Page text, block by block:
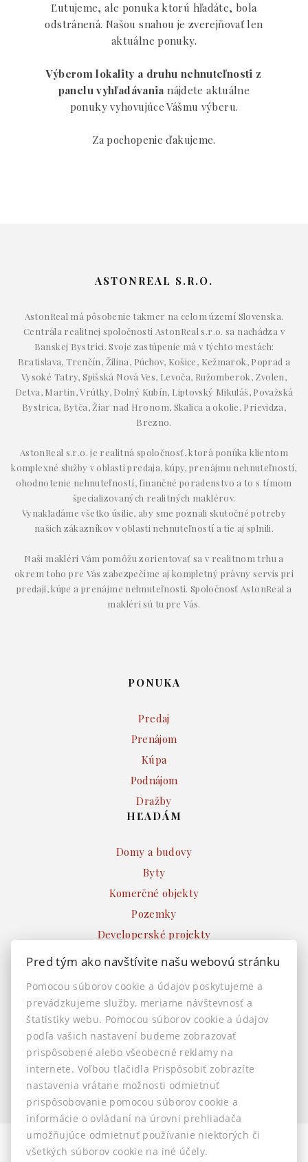
Ľutujeme, ale ponuka ktorú hľadáte, bola
odstránená. Našou snahou je zverejňovať len
aktuálne ponuky.
Výberom lokality a druhu nehnuteľnosti z
panelu vyhľadávania nájdete aktuálne
ponuky vyhovujúce Vášmu výberu.
Za pochopenie ďakujeme.
ASTONREAL S.R.O.
AstonReal má pôsobenie takmer na celom území Slovenska.
Centrála realitnej spoločnosti AstonReal s.r.o. sa nachádza v
Banskej Bystrici. Svoje zastúpenie má v týchto mestách:
Bratislava, Trenčín, Žilina, Púchov, Košice, Kežmarok, Poprad a
Vysoké Tatry, Spišská Nová Ves, Levoča, Ružomberok, Zvolen,
Detva, Martin, Vrútky, Dolný Kubín, Liptovský Mikuláš, Považská
Bystrica, Bytča, Žiar nad Hronom, Skalica a okolie, Prievidza,
Brezno.
AstonReal s.r.o. je realitná spoločnosť, ktorá ponúka klientom
komplexné služby v oblasti predaja, kúpy, prenájmu nehnuteľností,
ohodnotenie nehnuteľností, finančné poradenstvo a to s tímom
špecializovaných realitných maklérov.
Vynakladáme všetko úsilie, aby sme poznali skutočné potreby
našich zákazníkov v oblasti nehnuteľností a tie aj splnili.
Naši makléri Vám pomôžu zorientovať sa v realitnom trhu a
okrem toho pre Vás zabezpečíme aj kompletný právny servis pri
predaji, kúpe a prenájme nehnuteľnosti. Spoločnosť AstonReal a
makléri sú tu pre Vás.
PONUKA
Predaj
Prenájom
Kúpa
Podnájom
Dražby
HĽADÁM
Domy a budovy
Byty
Komerčné objekty
Pozemky
Developerské projekty
Ostatné
INFO
Makléri
Napíšte nám
Kontakt
Nastavenie cookies
© 2026 -AstonReal s.r.o.
Pred tým ako navštívite našu webovú stránku
Pomocou súborov cookie a údajov poskytujeme a
prevádzkujeme služby, meriame návštevnosť a
štatistiky webu. Pomocou súborov cookie a údajov
podľa vašich nastavení budeme zobrazovať
prispôsobené alebo všeobecné reklamy na
internete. Voľbou tlačidla Prispôsobiť zobrazíte
nastavenia vrátane možnosti odmietnuť
prispôsobovanie pomocou súborov cookie a
informácie o ovládaní na úrovni prehliadača
umožňujúce odmietnuť používanie niektorých či
všetkých súborov cookie na iné účely.